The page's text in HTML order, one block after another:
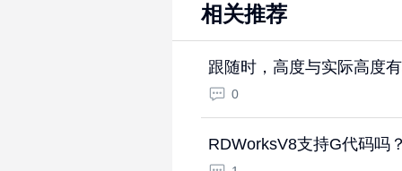
相关推荐
跟随时，高度与实际高度有
0
RDWorksV8支持G代码吗？